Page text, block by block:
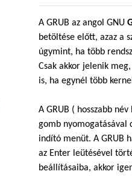
A GRUB az angol GNU
betöltése előtt, azaz a
úgymint, ha több
Csak akkor jelenik
is, ha egynél több
A GRUB ( hosszabb
gomb nyomogatásával
indító menüt. A GRUB
az Enter leütésével
beállításaiba, akkor